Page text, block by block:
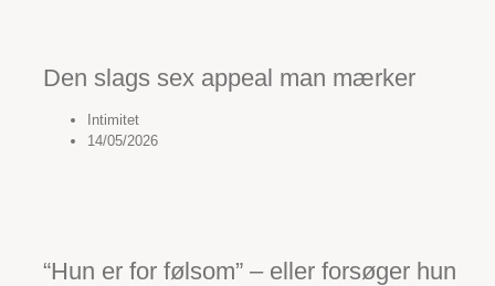
Den slags sex appeal man mærker
Intimitet
14/05/2026
“Hun er for følsom” – eller forsøger hun